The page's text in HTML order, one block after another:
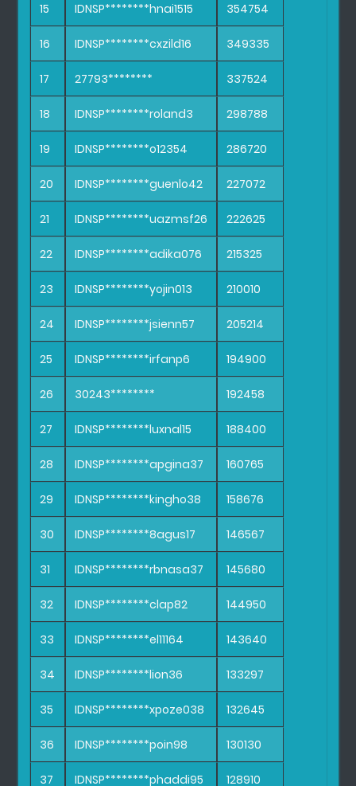
15 IDNSP********hnai1515 354754
16 IDNSP********cxzild16 349335
17 27793******** 337524
18 IDNSP********roland3 298788
19 IDNSP********o12354 286720
20 IDNSP********guenlo42 227072
21 IDNSP********uazmsf26 222625
22 IDNSP********adika076 215325
23 IDNSP********yojin013 210010
24 IDNSP********jsienn57 205214
25 IDNSP********irfanp6 194900
26 30243******** 192458
27 IDNSP********luxnal15 188400
28 IDNSP********apgina37 160765
29 IDNSP********kingho38 158676
30 IDNSP********8agus17 146567
31 IDNSP********rbnasa37 145680
32 IDNSP********clap82 144950
33 IDNSP********el11164 143640
34 IDNSP********lion36 133297
35 IDNSP********xpoze038 132645
36 IDNSP********poin98 130130
37 IDNSP********phaddi95 128910